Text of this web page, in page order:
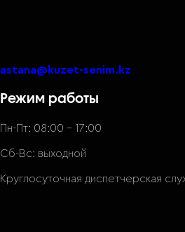
astana@kuzet-senim.kz
Режим работы
Пн-Пт: 08:00 – 17:00
Сб-Вс: выходной
Круглосуточная диспетчерская